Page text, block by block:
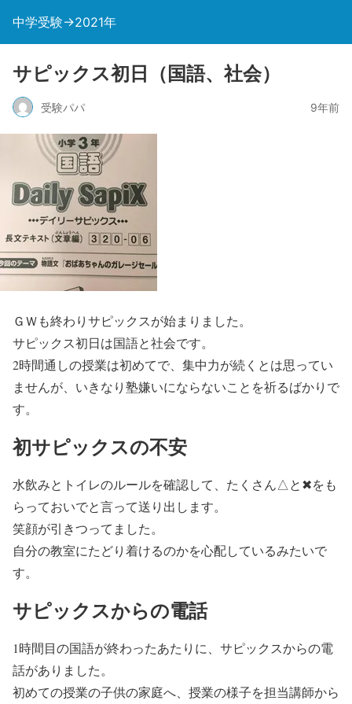
中学受験→2021年
サピックス初日（国語、社会）
受験パパ 9年前
ＧＷも終わりサピックスが始まりました。
サピックス初日は国語と社会です。
2時間通しの授業は初めてで、集中力が続くとは思ってい
ませんが、いきなり塾嫌いにならないことを祈るばかりで
す。
初サピックスの不安
水飲みとトイレのルールを確認して、たくさん△と✖をも
らっておいでと言って送り出します。
笑顔が引きつってました。
自分の教室にたどり着けるのかを心配しているみたいで
す。
サピックスからの電話
1時間目の国語が終わったあたりに、サピックスからの電
話がありました。
初めての授業の子供の家庭へ、授業の様子を担当講師から